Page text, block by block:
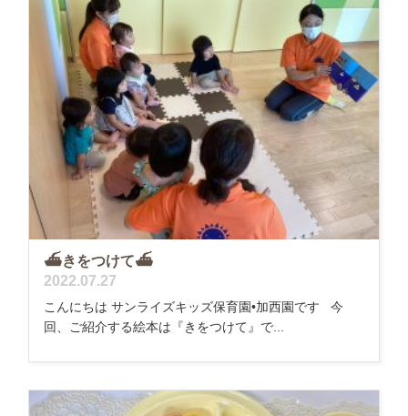
⛴きをつけて⛴
2022.07.27
こんにちは サンライズキッズ保育園•加西園です 今
回、ご紹介する絵本は『きをつけて』で...